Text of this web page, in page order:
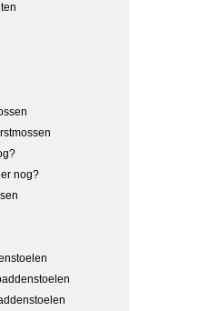
nog?